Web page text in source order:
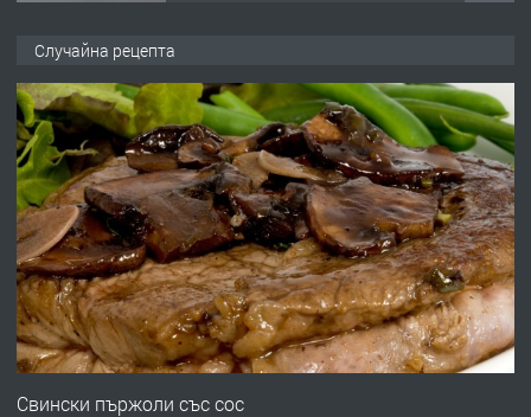
преди 6 месеца
ПРЕДЛАГА
Заведение /ресторант, бистро/ в с.
Чакаларово, община Кирково
преди 7 месеца
ПРЕДЛАГА
Гараж под наем в супер център
Случайна рецепта
Свински пържоли със сос